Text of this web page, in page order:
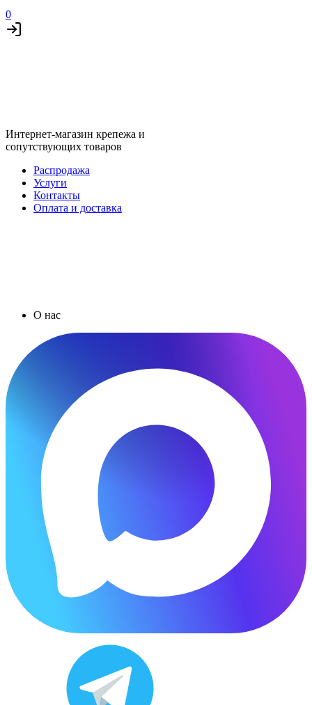
0
Интернет-магазин крепежа и
сопутствующих товаров
Распродажа
Услуги
Контакты
Оплата и доставка
О нас